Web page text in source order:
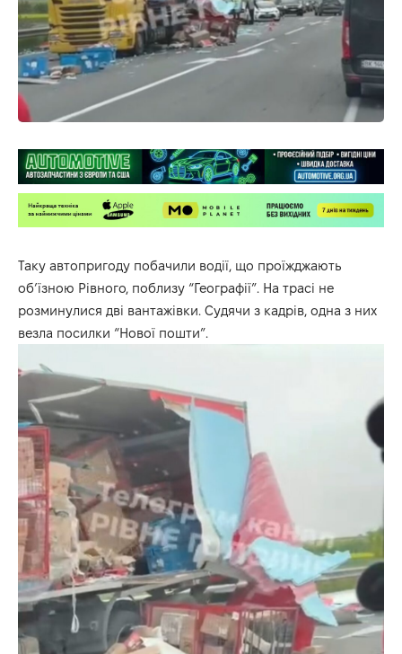
Таку автопригоду побачили водії, що проїжджають
об’їзною Рівного, поблизу “Географії”. На трасі не
розминулися дві вантажівки. Судячи з кадрів, одна з них
везла посилки “Нової пошти”.